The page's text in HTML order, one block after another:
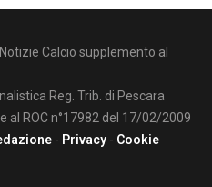
Calcio supplemento al
Reg. Trib. di Pescara
ROC n°17982 del 17/02/2009
- Privacy - Cookie